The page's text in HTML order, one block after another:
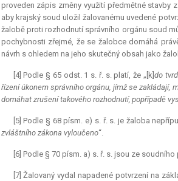
proveden zápis změny využití předmětné
aby krajský soud uložil žalovanému uvedené
žalobě proti rozhodnutí správního orgánu soud
pochybnosti zřejmé, že se žalobce domáhá
návrh s ohledem na jeho skutečný obsah jako
[4] Podle § 65 odst. 1 s. ř. s. platí, že „[k] do
řízení úkonem správního orgánu, jímž se zakládají,
domáhat zrušení takového rozhodnutí, popřípadě
[5] Podle § 68 písm. e) s. ř. s. je žaloba
zvláštního zákona vyloučeno“.
[6] Podle § 70 písm. a) s. ř. s. jsou ze
[7] Žalovaný vydal napadené potvrzení na